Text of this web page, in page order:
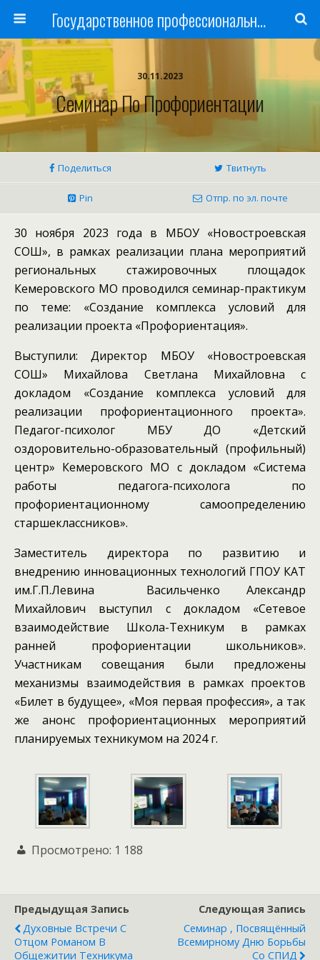
Государственное профессиональное образовательное учреждение
30.11.2023
Семинар По Профориентации
Поделиться Твитнуть
Pin Отпр. по эл. почте
30 ноября 2023 года в МБОУ «Новостроевская
СОШ», в рамках реализации плана мероприятий
региональных стажировочных площадок
Кемеровского МО проводился семинар-практикум
по теме: «Создание комплекса условий для
реализации проекта «Профориентация».
Выступили: Директор МБОУ «Новостроевская
СОШ» Михайлова Светлана Михайловна с
докладом «Создание комплекса условий для
реализации профориентационного проекта».
Педагог-психолог МБУ ДО «Детский
оздоровительно-образовательный (профильный)
центр» Кемеровского МО с докладом «Система
работы педагога-психолога по
профориентационному самоопределению
старшеклассников».
Заместитель директора по развитию и
внедрению инновационных технологий ГПОУ КАТ
им.Г.П.Левина Васильченко Александр
Михайлович выступил с докладом «Сетевое
взаимодействие Школа-Техникум в рамках
ранней профориентации школьников».
Участникам совещания были предложены
механизмы взаимодействия в рамках проектов
«Билет в будущее», «Моя первая профессия», а так
же анонс профориентационных мероприятий
планируемых техникумом на 2024 г.
Просмотрено: 1 188
Предыдущая Запись
Духовные Встречи С
Отцом Романом В
Общежитии Техникума
Следующая Запись
Семинар , Посвящённый
Всемирному Дню Борьбы
Со СПИД